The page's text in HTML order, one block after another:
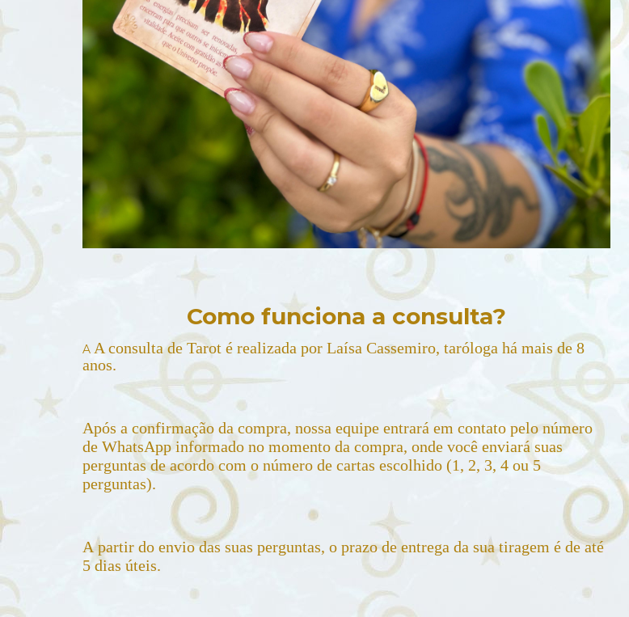
Como funciona a consulta?
A A consulta de Tarot é realizada por Laísa Cassemiro, taróloga há mais de 8
anos.
Após a confirmação da compra, nossa equipe entrará em contato pelo número
de WhatsApp informado no momento da compra, onde você enviará suas
perguntas de acordo com o número de cartas escolhido (1, 2, 3, 4 ou 5
perguntas).
A partir do envio das suas perguntas, o prazo de entrega da sua tiragem é de até
5 dias úteis.